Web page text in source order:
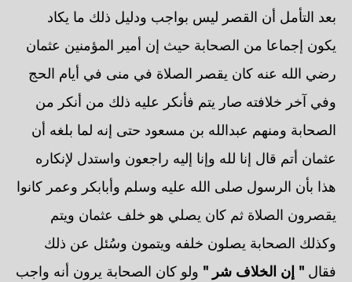
بعد التأمل أن القصر ليس بواجب ودليل ذلك ما يكاد
يكون إجماعا من الصحابة حيث إن أمير المؤمنين عثمان
رضي الله عنه كان يقصر الصلاة في منى في أيام الحج
وفي آخر خلافته صار يتم فأنكر عليه ذلك من أنكر من
الصحابة ومنهم عبدالله بن مسعود حتى إنه لما بلغه أن
عثمان أتم قال إنا لله وإنا إليه راجعون واستدل لإنكاره
هذا بأن الرسول صلى الله عليه وسلم وأبابكر وعمر كانوا
يقصرون الصلاة ثم كان يصلي هو خلف عثمان ويتم
وكذلك الصحابة يصلون خلفه ويتمون وسُئل عن ذلك
فقال " إن الخلاف شر " ولو كان الصحابة يرون أنه واجب